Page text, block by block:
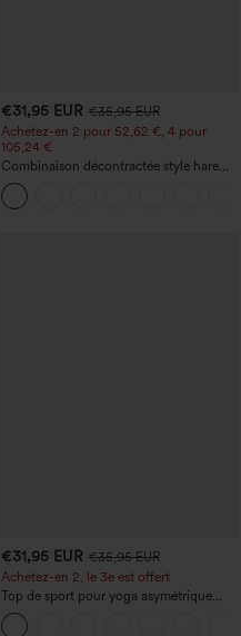
€31,95 EUR €35,95 EUR
Achetez-en 2 pour 52,62 €, 4 pour
105,24 €
Combinaison décontractée style harem,
encolure en U et poche - Édition Easy
Peezy
€31,95 EUR €35,95 EUR
Achetez-en 2, le 3e est offert
Top de sport pour yoga asymétrique
(une épaule) à manches longues avec
ouverture pour le pouce, ourlet arrondi